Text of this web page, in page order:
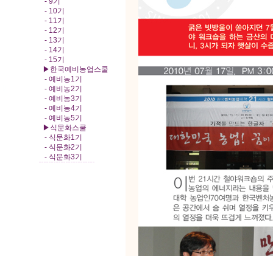
- 10기
- 11기
- 12기
- 13기
- 14기
- 15기
▶한국예비농업스쿨
- 예비농1기
- 예비농2기
- 예비농3기
- 예비농4기
- 예비농5기
▶식문화스쿨
- 식문화1기
- 식문화2기
- 식문화3기